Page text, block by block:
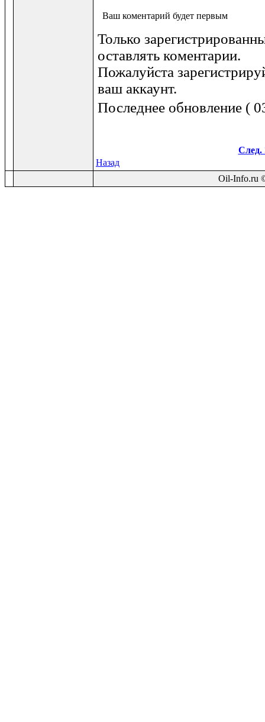
Ваш коментарий будет первым
Только
оставлять коментарии.
Пожалуйста
ваш аккаунт.
Последнее обновление (
След.
Назад
Oil-Info.ru